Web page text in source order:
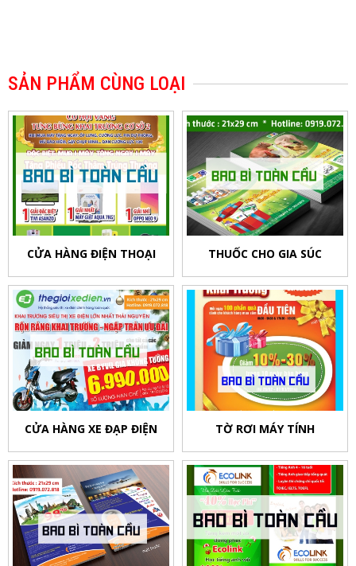
SẢN PHẨM CÙNG LOẠI
CỬA HÀNG ĐIỆN THOẠI THUỐC CHO GIA SÚC
CỬA HÀNG XE ĐẠP ĐIỆN TỜ RƠI MÁY TÍNH